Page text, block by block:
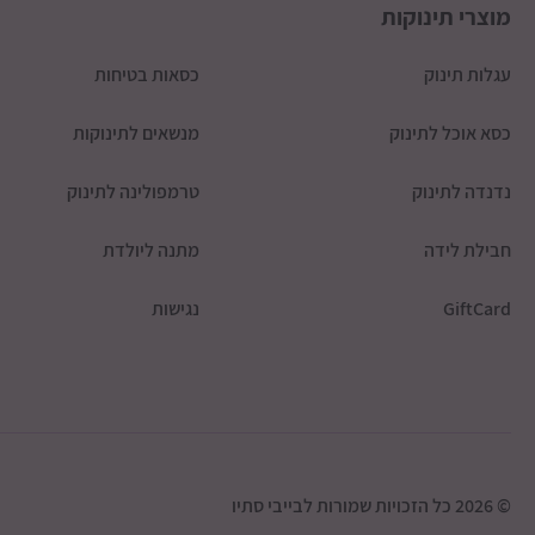
מוצרי תינוקות
עגלות תינוק כסאות בטיחות
כסא אוכל לתינוק מנשאים לתינוקות
נדנדה לתינוק טרמפולינה לתינוק
חבילת לידה מתנה ליולדת
GiftCard נגישות
© 2026 כל הזכויות שמורות לבייבי סתיו